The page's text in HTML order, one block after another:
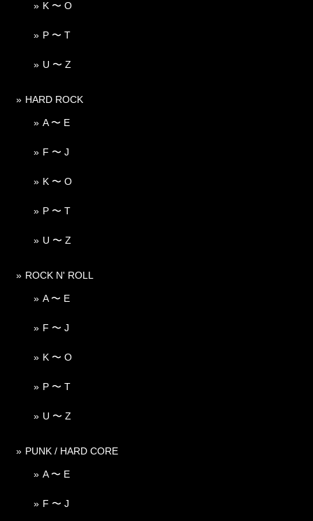
K 〜 O
P 〜 T
U 〜 Z
HARD ROCK
A 〜 E
F 〜 J
K 〜 O
P 〜 T
U 〜 Z
ROCK N' ROLL
A 〜 E
F 〜 J
K 〜 O
P 〜 T
U 〜 Z
PUNK / HARD CORE
A 〜 E
F 〜 J